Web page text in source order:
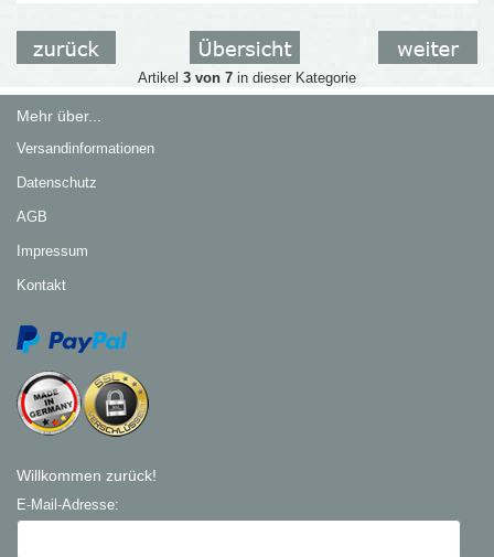
Artikel 3 von 7in dieser Kategorie
Mehr über...
Versandinformationen
Datenschutz
AGB
Impressum
Kontakt
Willkommen zurück!
E-Mail-Adresse: